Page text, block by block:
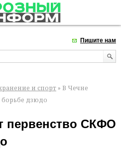
Пишите нам
и спорт » В Чечне
дзюдо
первенство СКФО